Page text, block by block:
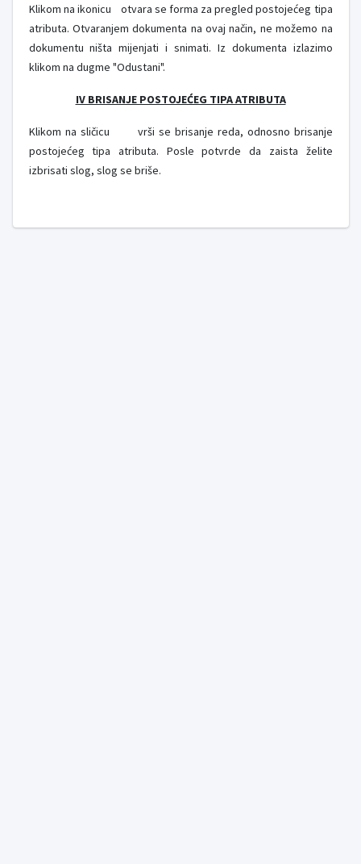
Klikom na ikonicu
otvara se forma za pregled postojećeg tipa
atributa. Otvaranjem dokumenta na ovaj način, ne možemo na
dokumentu ništa mijenjati i snimati. Iz dokumenta izlazimo
klikom na dugme "Odustani".
IV BRISANJE POSTOJEĆEG TIPA ATRIBUTA
Klikom na sličicu
vrši se brisanje reda, odnosno brisanje
postojećeg tipa atributa. Posle potvrde da zaista želite
izbrisati slog, slog se briše.